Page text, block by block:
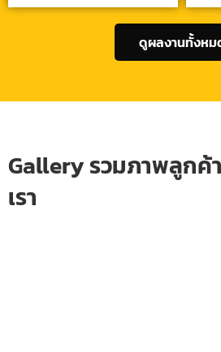
ดูผลงานทั้งหม
Gallery รวมภาพลูกค้
เรา